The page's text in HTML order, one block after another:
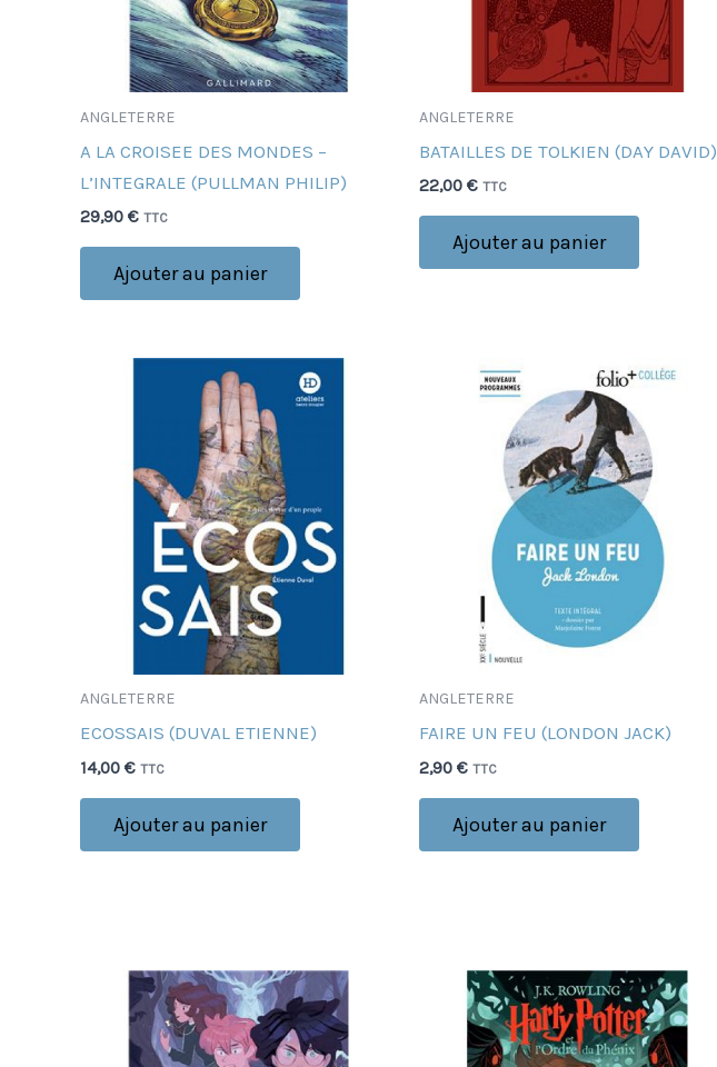
ANGLETERRE
A LA CROISEE DES MONDES –
L’INTEGRALE (PULLMAN PHILIP)
29,90 € TTC
Ajouter au panier
ANGLETERRE
BATAILLES DE TOLKIEN (DAY DAVID)
22,00 € TTC
Ajouter au panier
ANGLETERRE
ECOSSAIS (DUVAL ETIENNE)
14,00 € TTC
Ajouter au panier
ANGLETERRE
FAIRE UN FEU (LONDON JACK)
2,90 € TTC
Ajouter au panier